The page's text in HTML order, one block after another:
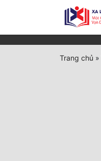
Trang chủ »